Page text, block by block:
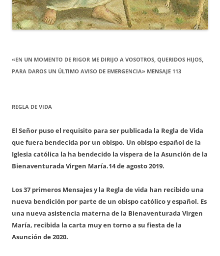
«EN UN MOMENTO DE RIGOR ME DIRIJO A VOSOTROS, QUERIDOS HIJOS,
PARA DAROS UN ÚLTIMO AVISO DE EMERGENCIA» MENSAJE 113
REGLA DE VIDA
El Señor puso el requisito para ser publicada la Regla de Vida
que fuera bendecida por un obispo. Un obispo español de la
Iglesia católica la ha bendecido la víspera de la Asunción de la
Bienaventurada Virgen María.14 de agosto 2019.
Los 37 primeros Mensajes y la Regla de vida han recibido una
nueva bendición por parte de un obispo católico y español. Es
una nueva asistencia materna de la Bienaventurada Virgen
María, recibida la carta muy en torno a su fiesta de la
Asunción de 2020.